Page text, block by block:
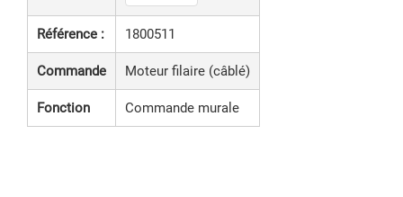
Référence : 1800511
Commande Moteur filaire (câblé)
Fonction Commande murale